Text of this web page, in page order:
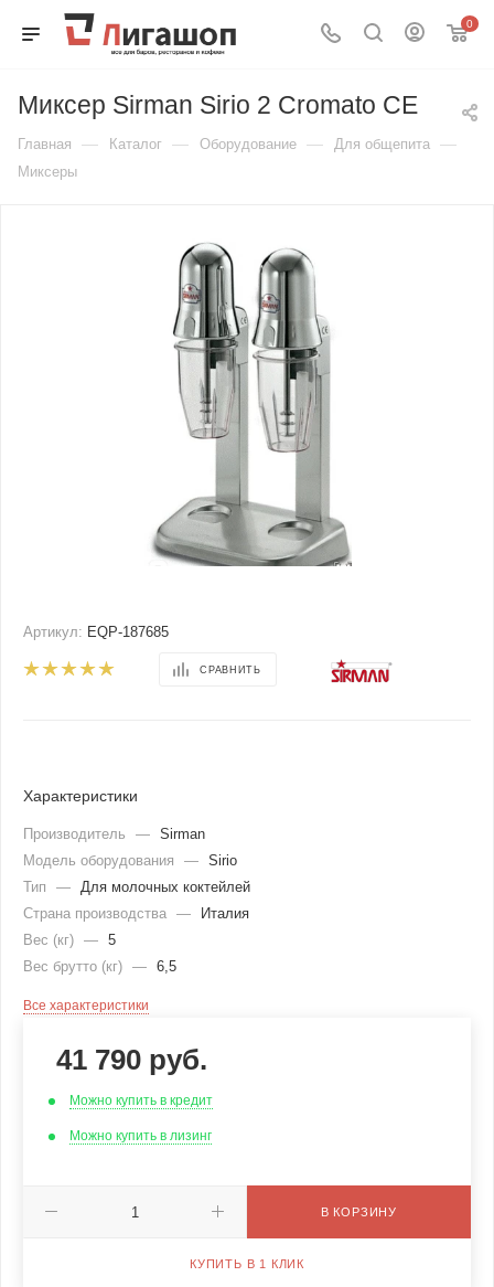
0
Миксер Sirman Sirio 2 Cromato CE
Главная — Каталог — Оборудование — Для общепита —
Миксеры
Артикул: EQP-187685
СРАВНИТЬ
Характеристики
Производитель — Sirman
Модель оборудования
— Sirio
Тип
—
Для молочных коктейлей
Страна производства —
Италия
Вес (кг) — 5
Вес брутто (кг) — 6,5
Все характеристики
41 790 руб.
Можно купить в кредит
Можно купить в лизинг
В КОРЗИНУ
КУПИТЬ В 1 КЛИК